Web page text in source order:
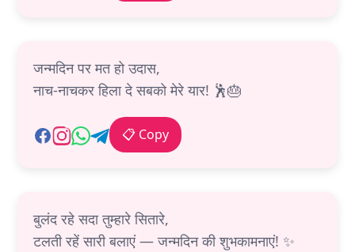
जन्मदिन पर मत हो उदास,
नाच-नाचकर हिला दे सबको मेरे यार! 🕺🎂
📋 Copy
बुलंद रहे सदा तुम्हारे सितारे,
टलती रहें सारी बलाएं — जन्मदिन की शुभकामनाएं! ✨